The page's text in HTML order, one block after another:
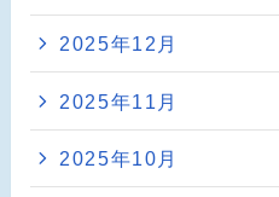
2025年12月
2025年11月
2025年10月